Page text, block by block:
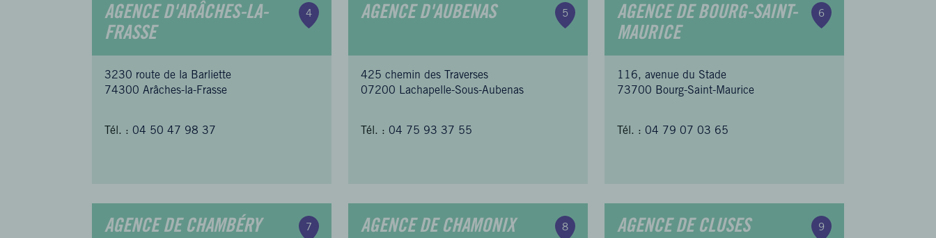
4
AGENCE D'ARÂCHES-LA-
FRASSE
3230 route de la Barliette
74300 Arâches-la-Frasse
Tél. : 04 50 47 98 37
5
AGENCE D'AUBENAS
425 chemin des Traverses
07200 Lachapelle-Sous-Aubenas
Tél. : 04 75 93 37 55
6
AGENCE DE BOURG-SAINT-
MAURICE
116, avenue du Stade
73700 Bourg-Saint-Maurice
Tél. : 04 79 07 03 65
7
AGENCE DE CHAMBÉRY 8
AGENCE DE CHAMONIX 9
AGENCE DE CLUSES